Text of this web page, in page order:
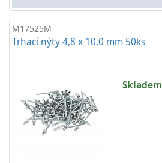
M17525M
Trhací nýty 4,8 x 10,0 mm 50ks
Skladem